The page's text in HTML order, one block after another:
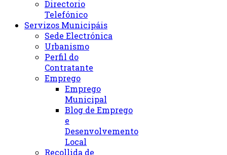
Directorio
Telefónico
Servizos Municipáis
Sede Electrónica
Urbanismo
Perfil do
Contratante
Emprego
Emprego
Municipal
Blog de Emprego
e
Desenvolvemento
Local
Recollida de